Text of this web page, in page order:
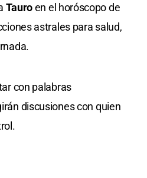
Tauroen el horóscopo de
astrales para salud,
con palabras
discusiones con quien